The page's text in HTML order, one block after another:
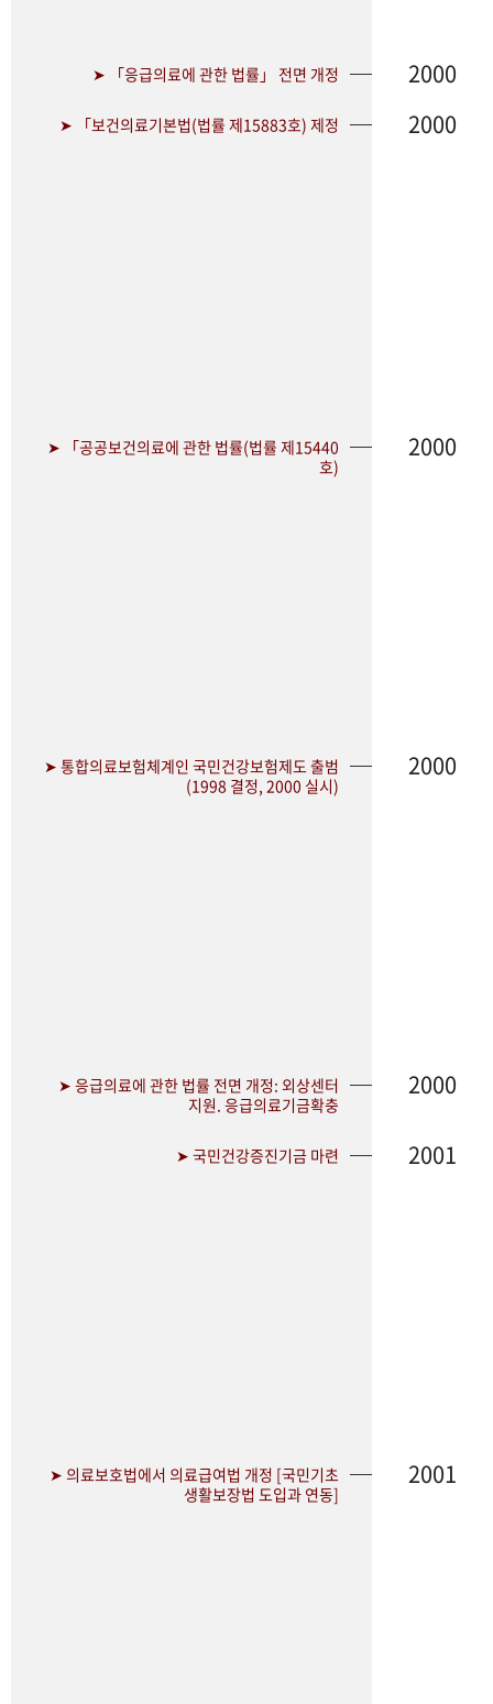
➤ 「응급의료에 관한 법률」 전면 개정 2000
➤ 「보건의료기본법(법률 제15883호) 제정 2000
➤ 「공공보건의료에 관한 법률(법률 제15440
호)
2000
➤ 통합의료보험체계인 국민건강보험제도 출범
(1998 결정, 2000 실시)
2000
➤ 응급의료에 관한 법률 전면 개정: 외상센터
지원. 응급의료기금확충
2000
➤ 국민건강증진기금 마련 2001
➤ 의료보호법에서 의료급여법 개정 [국민기초
생활보장법 도입과 연동]
2001